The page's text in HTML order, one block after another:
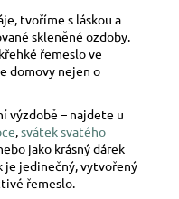
tvoříme s láskou a
skleněné ozdoby.
řemeslo ve
domovy nejen o
výzdobě – najdete u
,svátek svatého
jako krásný dárek
je jedinečný, vytvořený
řemeslo.